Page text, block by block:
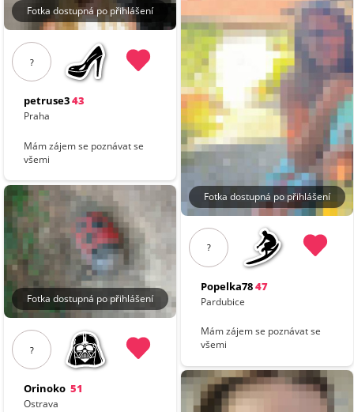
Fotka dostupná po přihlášení
?
petruse343
Praha
Mám zájem se poznávat se
všemi
Fotka dostupná po přihlášení
?
Orinoko 51
Ostrava
Fotka dostupná po přihlášení
?
Popelka7847
Pardubice
Mám zájem se poznávat se
všemi